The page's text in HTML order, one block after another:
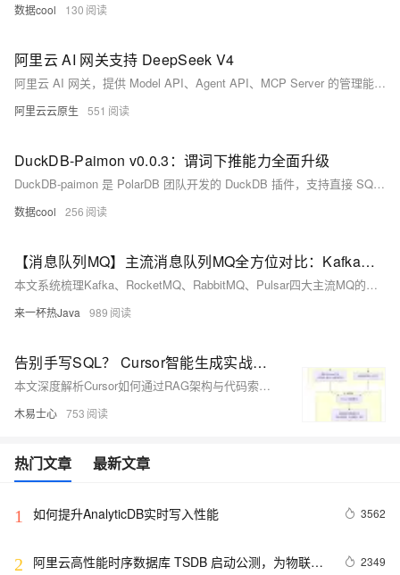
数据cool 130
阿里云 AI 网关支持 DeepSeek V4
阿里云 AI 网关，提供 Model API、Agent API、MCP Server 的管理能力，现已率先支持 DeepSeek-V4 API 的管理。
阿里云云原生 551
DuckDB-Paimon v0.0.3：谓词下推能力全面升级
DuckDB-paimon 是 PolarDB 团队开发的 DuckDB 插件，支持直接 SQL 查询 Apache Paimon 表，免 ETL、免集群。v0.0.3 版全面实现谓词下推，覆盖 =、&gt;、BETWEEN、IN、LIKE、NULL 判断及 AND/OR 组合，显著降低对象存储 I/O 与计算开销。
数据cool 256
【消息队列MQ】主流消息队列MQ全方位对比：Kafka、RocketMQ、RabbitMQ、Pulsar
本文系统梳理Kafka、RocketMQ、RabbitMQ、Pulsar四大主流MQ的核心定位、架构差异、性能特性、运维生态及精准选型逻辑，覆盖从金融级可靠、高吞吐流处理到云原生多租户等全场景，助你构建结构化MQ知识体系，实现科学决策。
来一杯热Java 989
告别手写SQL？ Cursor智能生成实战指南与避坑技巧
本文深度解析Cursor如何通过RAG架构与代码索引实现智能SQL生成，涵盖原理、实战（Text-to-SQL/CTE/解释优化）、方言边界及六大避坑技巧（如@引用、.cursorrules配置、注释增强等），助开发者高效写出准确、安全、符合业务的SQL。
木易士心 753
热门文章 最新文章
1 如何提升AnalyticDB实时写入性能 3562
2
阿里云高性能时序数据库 TSDB 启动公测，为物联网
2349